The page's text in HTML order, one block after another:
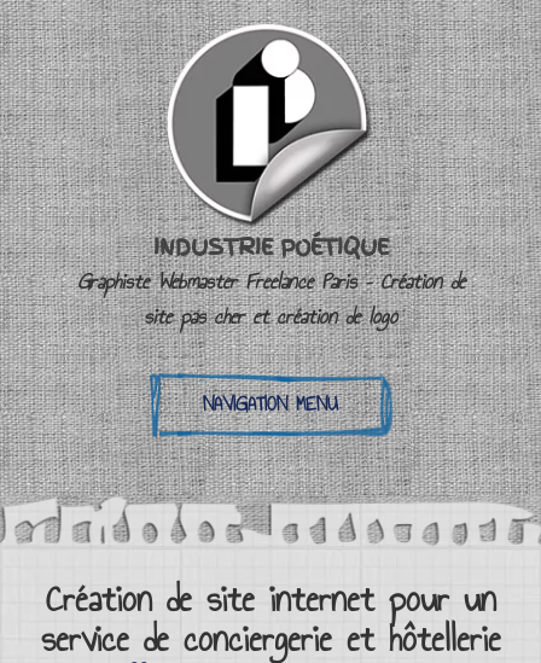
INDUSTRIE POÉTIQUE
Graphiste Webmaster Freelance Paris – Création de
site pas cher et création de logo
NAVIGATION MENU
Création de site internet pour un
service de conciergerie et hôtellerie